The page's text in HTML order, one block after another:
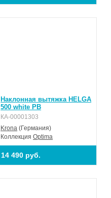
Наклонная вытяжка HELGA
500 white PB
КА-00001303
Krona (Германия)
КоллекцияOptima
14 490 руб.